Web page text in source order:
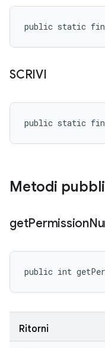
public static
SCRIVI
public static
Metodi
getPermission
public int
Ritorni